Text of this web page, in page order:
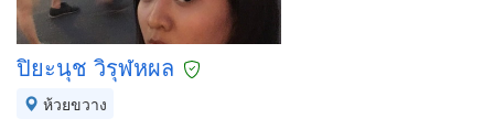
ปิยะนุช วิรุฬหผล
ห้วยขวาง